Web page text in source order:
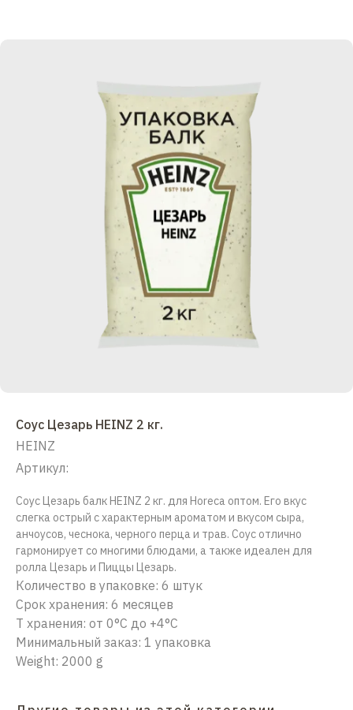
Соус Цезарь HEINZ 2 кг.
HEINZ
Артикул:
Соус Цезарь балк HEINZ 2 кг. для Horeca оптом. Его вкус
слегка острый с характерным ароматом и вкусом сыра,
анчоусов, чеснока, черного перца и трав. Соус отлично
гармонирует со многими блюдами, а также идеален для
ролла Цезарь и Пиццы Цезарь.
Количество в упаковке: 6 штук
Срок хранения: 6 месяцев
Т хранения: от 0°С до +4°С
Минимальный заказ: 1 упаковка
Weight: 2000 g